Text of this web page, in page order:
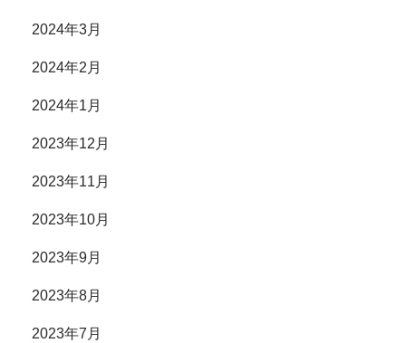
2024年3月
2024年2月
2024年1月
2023年12月
2023年11月
2023年10月
2023年9月
2023年8月
2023年7月